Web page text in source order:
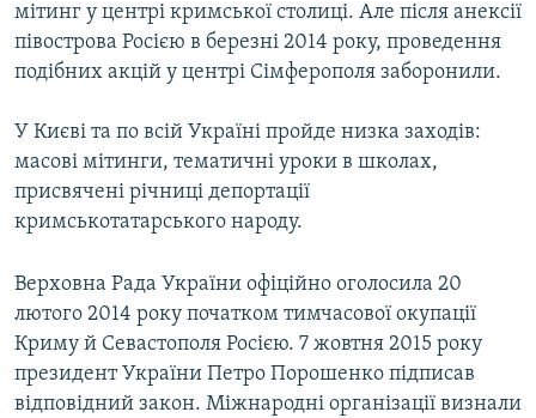
мітинг у центрі кримської столиці. Але після анексії
півострова Росією в березні 2014 року, проведення
подібних акцій у центрі Сімферополя заборонили.
У Києві та по всій Україні пройде низка заходів:
масові мітинги, тематичні уроки в школах,
присвячені річниці депортації
кримськотатарського народу.
Верховна Рада України офіційно оголосила 20
лютого 2014 року початком тимчасової окупації
Криму й Севастополя Росією. 7 жовтня 2015 року
президент України Петро Порошенко підписав
відповідний закон. Міжнародні організації визнали